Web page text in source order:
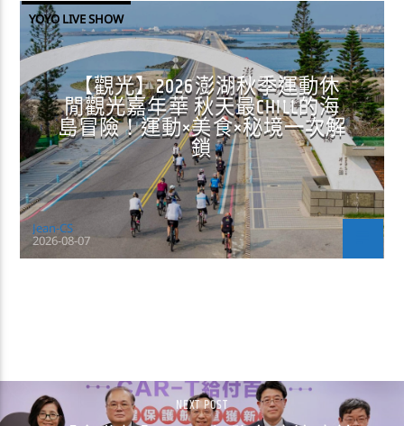
YOYO LIVE SHOW
【觀光】2026澎湖秋季運動休
閒觀光嘉年華 秋天最CHILL的海
島冒險！運動×美食×秘境一次解
鎖
Jean-CS
2026-08-07
NEXT POST